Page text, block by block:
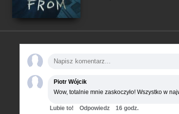
Piotr Wójcik
Wow, totalnie mnie zaskoczyło! Wszystko w
Lubie to! Odpowiedz
16 godz.